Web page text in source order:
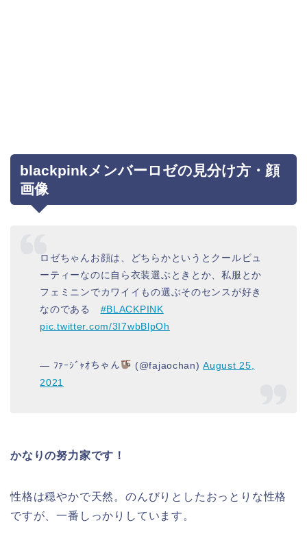
blackpinkメンバーロゼの見分け方・顔
画像
ロゼちゃんお顔は、どちらかというとクールビュ
ーティーなのに自ら衣装選ぶときとか、私服とか
フェミニンでカワイイもの選ぶそのセンスが好き
なのである #BLACKPINK
pic.twitter.com/3I7wbBlpOh
— ﾌｧｰｼﾞｬｵちゃん (@fajaochan)August 25,
2021
かなりの努力家です！
性格は穏やかで天然。のんびりとしたおっとりな性格
ですが、一番しっかりしています。